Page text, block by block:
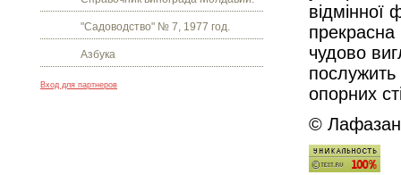
"Садоводство" № 7, 1977 год.
Азбука
Вход для партнеров
прекрасна
чудово
послужить
опорних
©